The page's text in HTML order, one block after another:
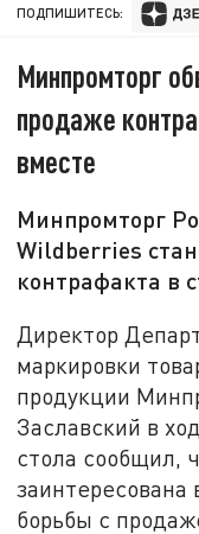
ПОДПИШИТЕСЬ:
Минпромторг
продаже
вместе
Минпромторг
Wildberries
контрафакта в
Директор
маркировки
продукции
Заславский в
стола сообщил,
борьбы с